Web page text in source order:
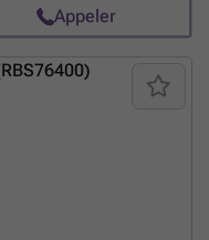
Appeler